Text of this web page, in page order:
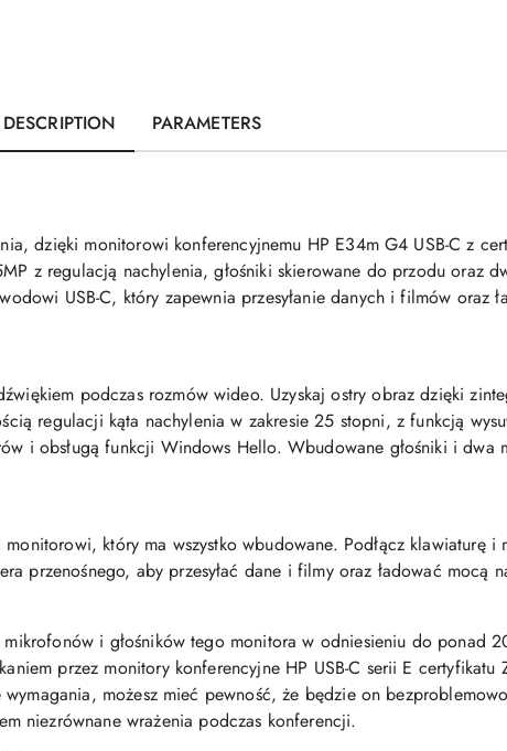
DESCRIPTION PARAMETERS
dzięki monitorowi konferencyjnemu HP E34m G4 USB-C z
z regulacją nachylenia, głośniki skierowane do przodu oraz
USB-C, który zapewnia przesyłanie danych i filmów oraz
podczas rozmów wideo. Uzyskaj ostry obraz dzięki
regulacji kąta nachylenia w zakresie 25 stopni, z funkcją
i obsługą funkcji Windows Hello. Wbudowane głośniki i dwa
który ma wszystko wbudowane. Podłącz klawiaturę i
przenośnego, aby przesyłać dane i filmy oraz ładować mocą
i głośników tego monitora w odniesieniu do ponad
przez monitory konferencyjne HP USB-C serii E
wymagania, możesz mieć pewność, że będzie on
niezrównane wrażenia podczas konferencji.